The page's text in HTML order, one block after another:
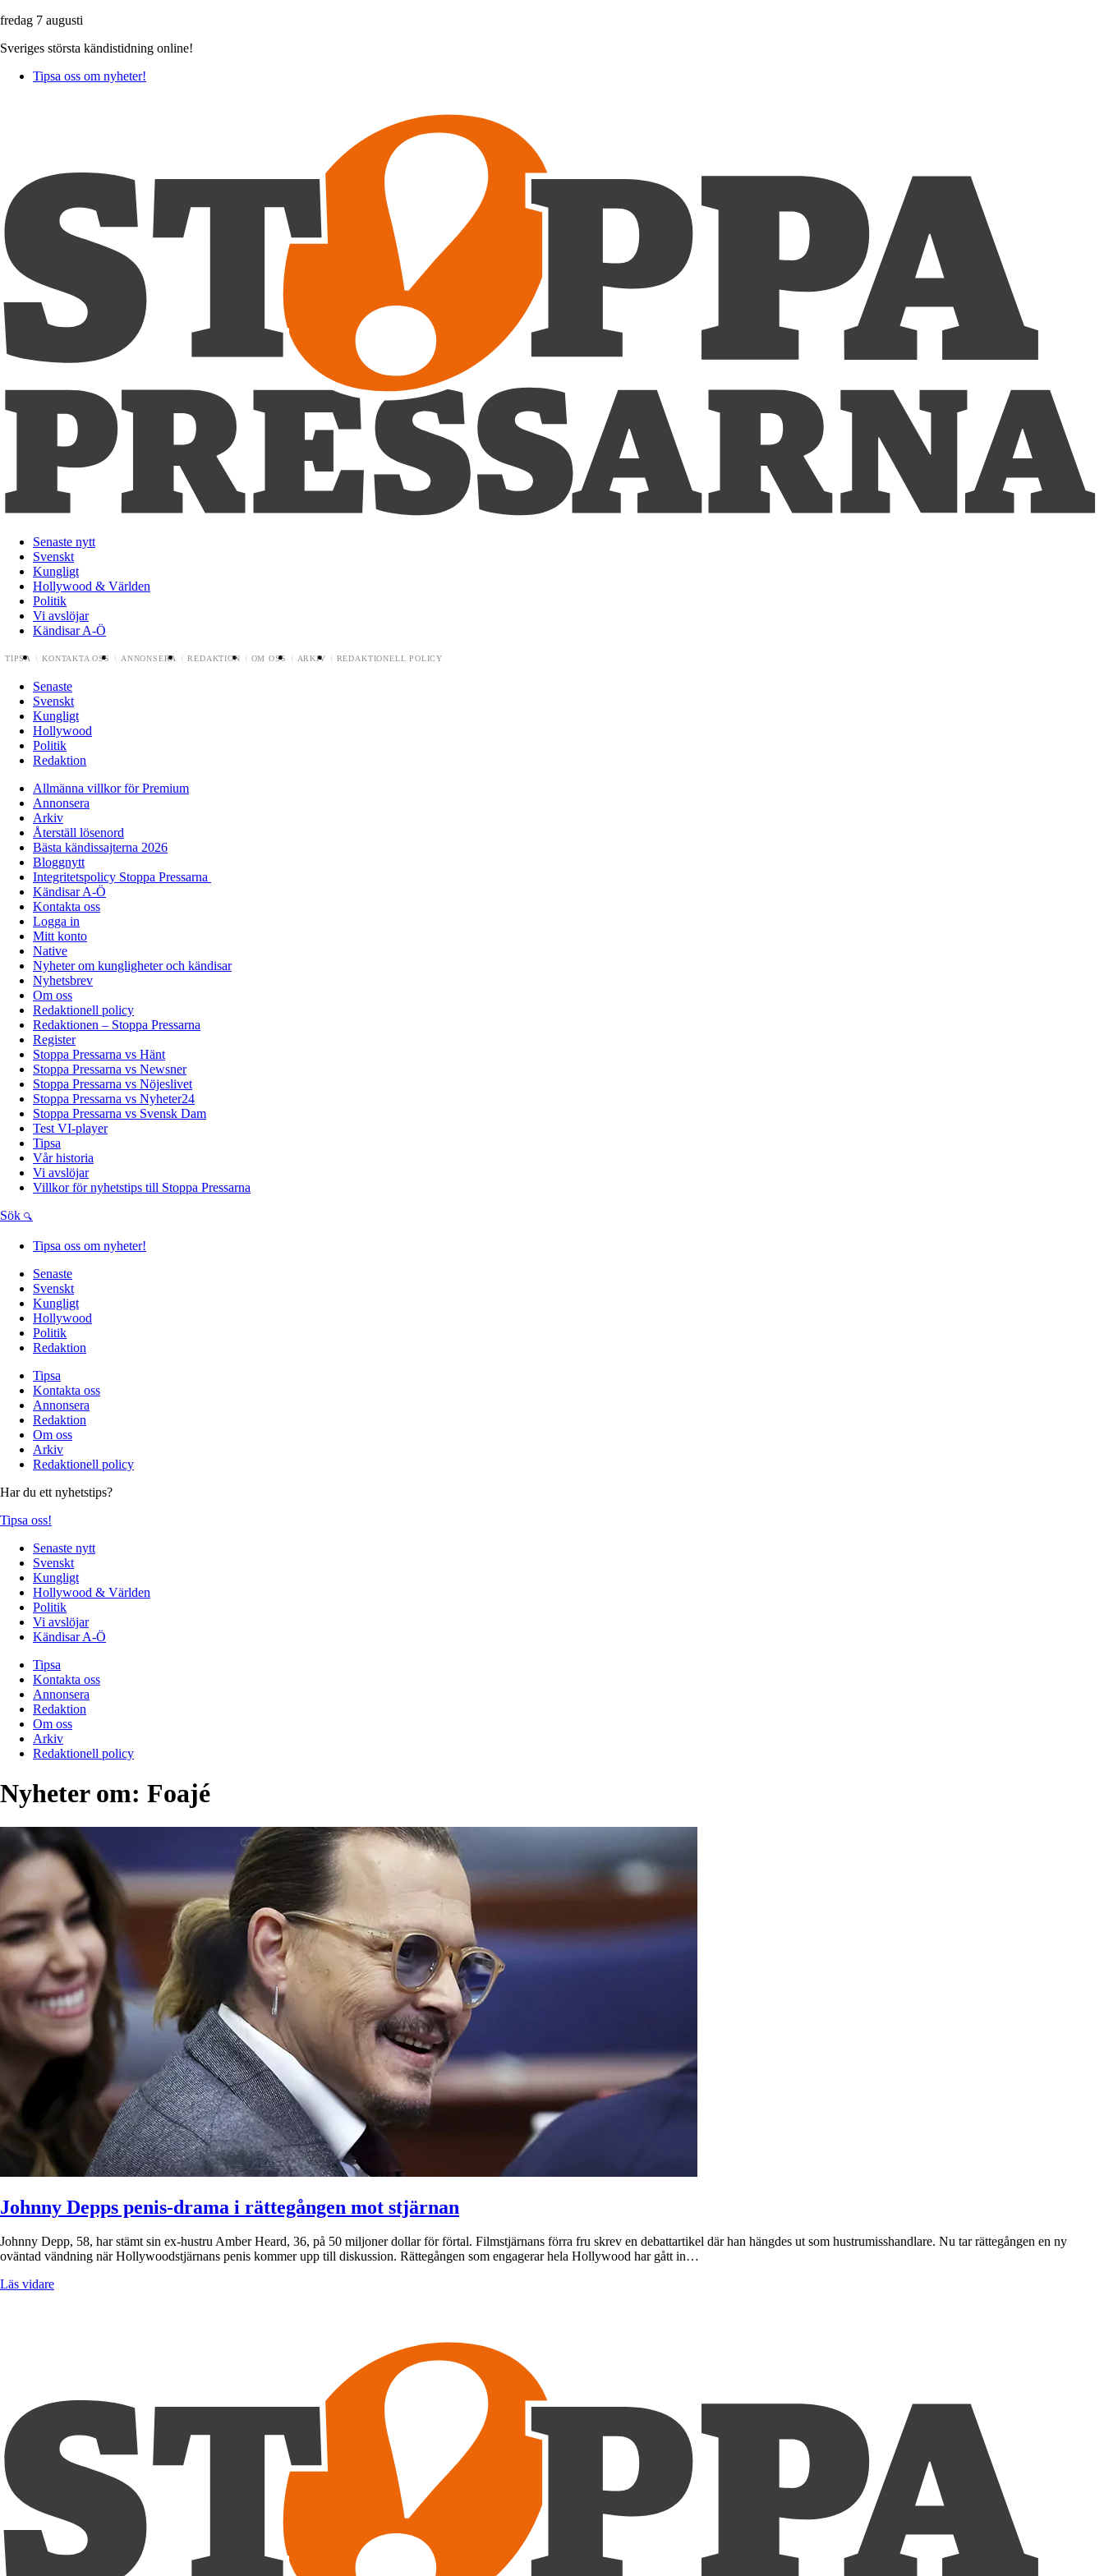
fredag 7 augusti
Sveriges största kändistidning online!
Tipsa oss om nyheter!
Senaste nytt
Svenskt
Kungligt
Hollywood & Världen
Politik
Vi avslöjar
Kändisar A-Ö
TIPSA KONTAKTA OSS ANNONSERA REDAKTION OM OSS ARKIV REDAKTIONELL POLICY
Senaste
Svenskt
Kungligt
Hollywood
Politik
Redaktion
Allmänna villkor för Premium
Annonsera
Arkiv
Återställ lösenord
Bästa kändissajterna 2026
Bloggnytt
Integritetspolicy Stoppa Pressarna
Kändisar A-Ö
Kontakta oss
Logga in
Mitt konto
Native
Nyheter om kungligheter och kändisar
Nyhetsbrev
Om oss
Redaktionell policy
Redaktionen – Stoppa Pressarna
Register
Stoppa Pressarna vs Hänt
Stoppa Pressarna vs Newsner
Stoppa Pressarna vs Nöjeslivet
Stoppa Pressarna vs Nyheter24
Stoppa Pressarna vs Svensk Dam
Test VI-player
Tipsa
Vår historia
Vi avslöjar
Villkor för nyhetstips till Stoppa Pressarna
Sök
Tipsa oss om nyheter!
Senaste
Svenskt
Kungligt
Hollywood
Politik
Redaktion
Tipsa
Kontakta oss
Annonsera
Redaktion
Om oss
Arkiv
Redaktionell policy
Har du ett nyhetstips?
Tipsa oss!
Senaste nytt
Svenskt
Kungligt
Hollywood & Världen
Politik
Vi avslöjar
Kändisar A-Ö
Tipsa
Kontakta oss
Annonsera
Redaktion
Om oss
Arkiv
Redaktionell policy
Nyheter om: Foajé
Johnny Depps penis-drama i rättegången mot stjärnan
Johnny Depp, 58, har stämt sin ex-hustru Amber Heard, 36, på 50 miljoner dollar för förtal. Filmstjärnans förra fru skrev en debattartikel där han hängdes ut som hustrumisshandlare. Nu tar rättegången en ny
oväntad vändning när Hollywoodstjärnans penis kommer upp till diskussion. Rättegången som engagerar hela Hollywood har gått in…
Läs vidare